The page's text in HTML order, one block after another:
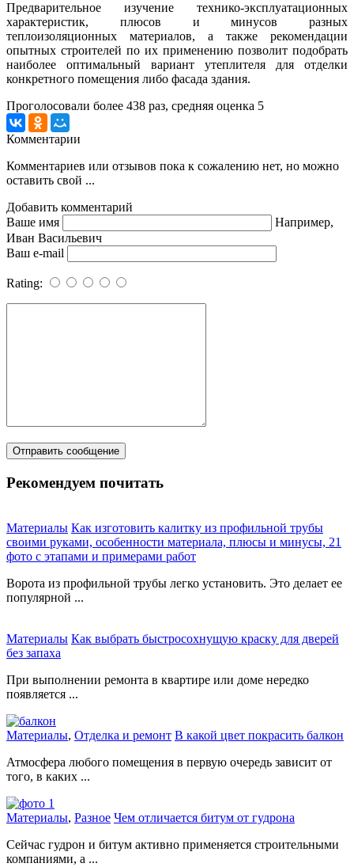
Предварительное изучение технико-эксплуатационных
характеристик, плюсов и минусов разных
теплоизоляционных материалов, а также рекомендации
опытных строителей по их применению позволит подобрать
наиболее оптимальный вариант утеплителя для отделки
конкретного помещения либо фасада здания.
Проголосовали более 438 раз, средняя оценка 5
Комментарии
Комментариев или отзывов пока к сожалению нет, но можно
оставить свой ...
Добавить комментарий
Ваше имя
Например,
Иван Васильевич
Ваш e-mail
Rating:
Рекомендуем почитать
Материалы Как изготовить калитку из профильной трубы
своими руками, особенности материала, плюсы и минусы, 21
фото с этапами и примерами работ
Ворота из профильной трубы легко установить. Это делает ее
популярной ...
Материалы Как выбрать быстросохнущую краску для дверей
без запаха
При выполнении ремонта в квартире или доме нередко
появляется ...
Материалы, Отделка и ремонт В какой цвет покрасить балкон
Атмосфера любого помещения в первую очередь зависит от
того, в каких ...
Материалы, Разное Чем отличается битум от гудрона
Сейчас гудрон и битум активно применяется строительными
компаниями, а ...